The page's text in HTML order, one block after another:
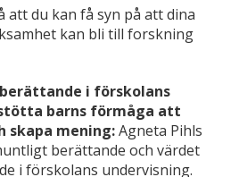
att du kan få syn på att dina
kan bli till forskning
i förskolans
barns förmåga att
skapa mening:Agneta Pihls
berättande och värdet
i förskolans undervisning.